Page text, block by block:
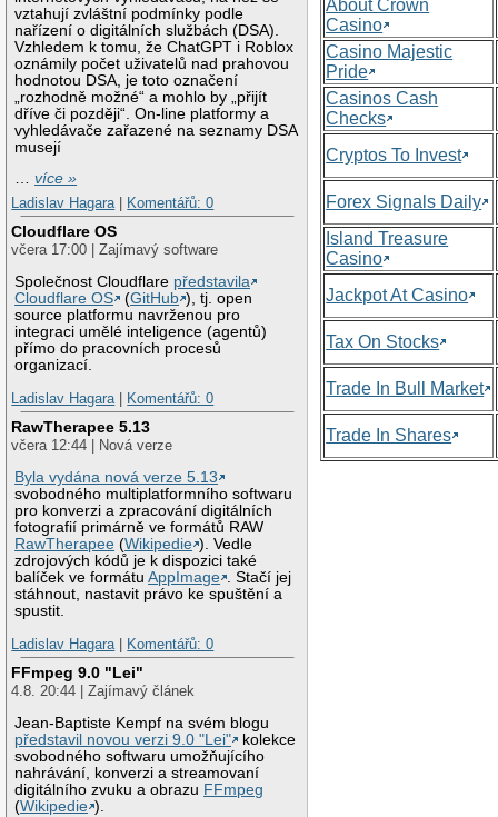
vztahují zvláštní podmínky podle
nařízení o digitálních službách (DSA).
Vzhledem k tomu, že ChatGPT i Roblox
oznámily počet uživatelů nad prahovou
hodnotou DSA, je toto označení
„rozhodně možné“ a mohlo by „přijít
dříve či později“. On-line platformy a
vyhledávače zařazené na seznamy DSA
musejí
…více »
Ladislav Hagara
Komentářů: 0
Cloudflare OS
včera 17:00 | Zajímavý software
Společnost Cloudflare představila
Cloudflare OS
(GitHub ), tj. open
source platformu navrženou pro
integraci umělé inteligence (agentů)
přímo do pracovních procesů
organizací.
Ladislav Hagara
Komentářů: 0
RawTherapee 5.13
včera 12:44 | Nová verze
Byla vydána nová verze 5.13
svobodného multiplatformního softwaru
pro konverzi a zpracování digitálních
fotografií primárně ve formátů RAW
RawTherapee (Wikipedie ). Vedle
zdrojových kódů je k dispozici také
balíček ve formátuAppImage . Stačí jej
stáhnout, nastavit právo ke spuštění a
spustit.
Ladislav Hagara
Komentářů: 0
FFmpeg 9.0 "Lei"
4.8. 20:44 | Zajímavý článek
Jean-Baptiste Kempf na svém blogu
představil novou verzi 9.0 "Lei"
kolekce
svobodného softwaru umožňujícího
nahrávání, konverzi a streamovaní
digitálního zvuku a obrazu FFmpeg
(Wikipedie ).
About Crown
Casino
Casino Majestic
Pride
Casinos Cash
Checks
Cryptos To Invest
Forex Signals Daily
Island Treasure
Casino
Jackpot At Casino
Tax On Stocks
Trade In Bull Market
Trade In Shares